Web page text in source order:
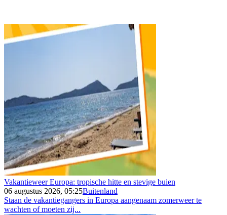
Vakantieweer Europa: tropische hitte en stevige buien
06 augustus 2026, 05:25Buitenland
Staan de vakantiegangers in Europa aangenaam zomerweer te
wachten of moeten zij...